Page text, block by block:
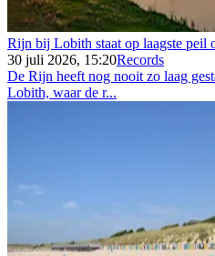
Rijn bij Lobith staat op laagste peil
30 juli 2026, 15:20Records
De Rijn heeft nog nooit zo laag
Lobith, waar de r...